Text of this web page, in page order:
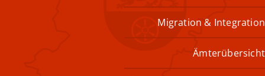
Migration & Integration
Ämterübersicht